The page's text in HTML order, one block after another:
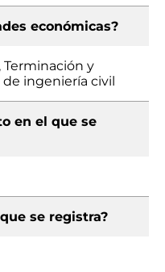
económicas?
y
de ingeniería civil
en el que se
se registra?